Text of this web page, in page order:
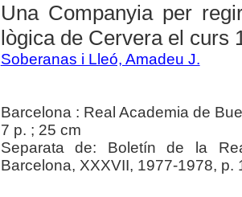
Una Companyia per
lògica de Cervera el curs
Soberanas i Lleó, Amadeu J.
Barcelona : Real Academia de
7 p. ; 25 cm
Separata de: Boletín de la
Barcelona, XXXVII, 1977-1978, p.